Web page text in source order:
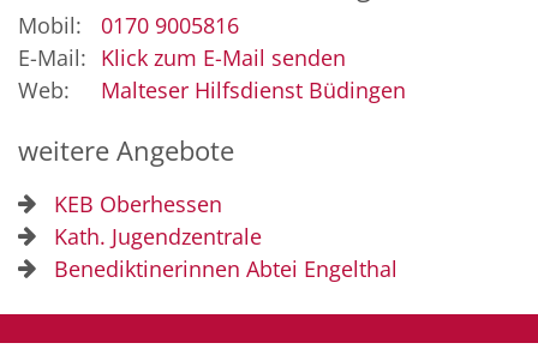
Mobil:
0170 9005816
E-Mail: Klick zum E-Mail senden
Web:
Malteser Hilfsdienst Büdingen
weitere Angebote
KEB Oberhessen
Kath. Jugendzentrale
Benediktinerinnen Abtei Engelthal